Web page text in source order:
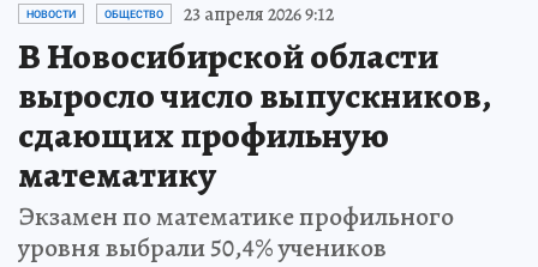
НОВОСТИ ОБЩЕСТВО 23 апреля 2026 9:12
В Новосибирской области
выросло число выпускников,
сдающих профильную
математику
Экзамен по математике профильного
уровня выбрали 50,4% учеников